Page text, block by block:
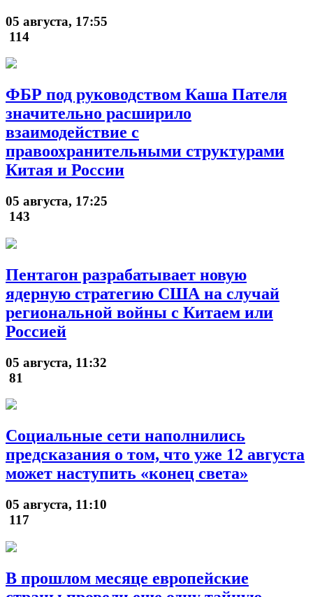
05 августа, 17:55
114
ФБР под руководством Каша Пателя
значительно расширило
взаимодействие с
правоохранительными структурами
Китая и России
05 августа, 17:25
143
Пентагон разрабатывает новую
ядерную стратегию США на случай
региональной войны с Китаем или
Россией
05 августа, 11:32
81
Социальные сети наполнились
предсказания о том, что уже 12 августа
может наступить «конец света»
05 августа, 11:10
117
В прошлом месяце европейские